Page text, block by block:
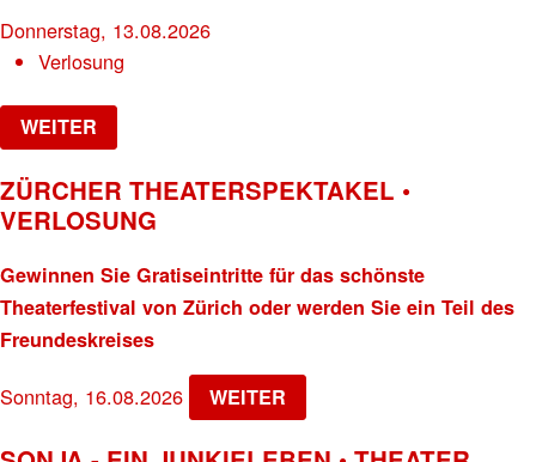
Donnerstag, 13.08.2026
Verlosung
WEITER
ZÜRCHER THEATERSPEKTAKEL •
VERLOSUNG
Gewinnen Sie Gratiseintritte für das schönste
Theaterfestival von Zürich oder werden Sie ein Teil des
Freundeskreises
Sonntag, 16.08.2026 WEITER